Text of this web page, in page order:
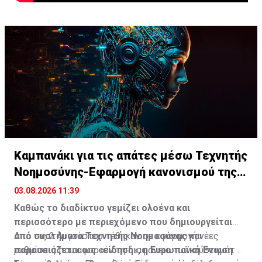
Καμπανάκι για τις απάτες μέσω Τεχνητής
Νοημοσύνης-Εφαρμογή κανονισμού της
ΕΕ
03.08.2026 11:39
Καθώς το διαδίκτυο γεμίζει ολοένα και
περισσότερο με περιεχόμενο που δημιουργείται
από συστήματα Τεχνητής Νοημοσύνης και
παρουσιάζεται ως «είδηση», η Ευρωπαϊκή Ένωση
Από τις 2 Αυγούστου τέθηκαν σε εφαρμογή νέες
ρυθμίσεις που αφορούν τη διαφάνεια των συστημάτων